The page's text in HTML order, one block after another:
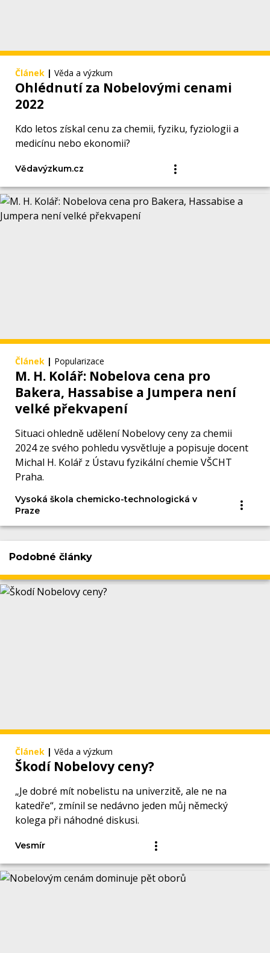
Článek | Věda a výzkum
Ohlédnutí za Nobelovými cenami
2022
Kdo letos získal cenu za chemii, fyziku, fyziologii a
medicínu nebo ekonomii?
Vědavýzkum.cz
Článek | Popularizace
M. H. Kolář: Nobelova cena pro
Bakera, Hassabise a Jumpera není
velké překvapení
Situaci ohledně udělení Nobelovy ceny za chemii
2024 ze svého pohledu vysvětluje a popisuje docent
Michal H. Kolář z Ústavu fyzikální chemie VŠCHT
Praha.
Vysoká škola chemicko-technologická v
Praze
Podobné články
Článek | Věda a výzkum
Škodí Nobelovy ceny?
„Je dobré mít nobelistu na univerzitě, ale ne na
katedře“, zmínil se nedávno jeden můj německý
kolega při náhodné diskusi.
Vesmír